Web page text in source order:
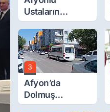
Ustaların
Eserleri
Görücüye Çıktı
3
Afyon’da
Dolmuş
Ücretlerine